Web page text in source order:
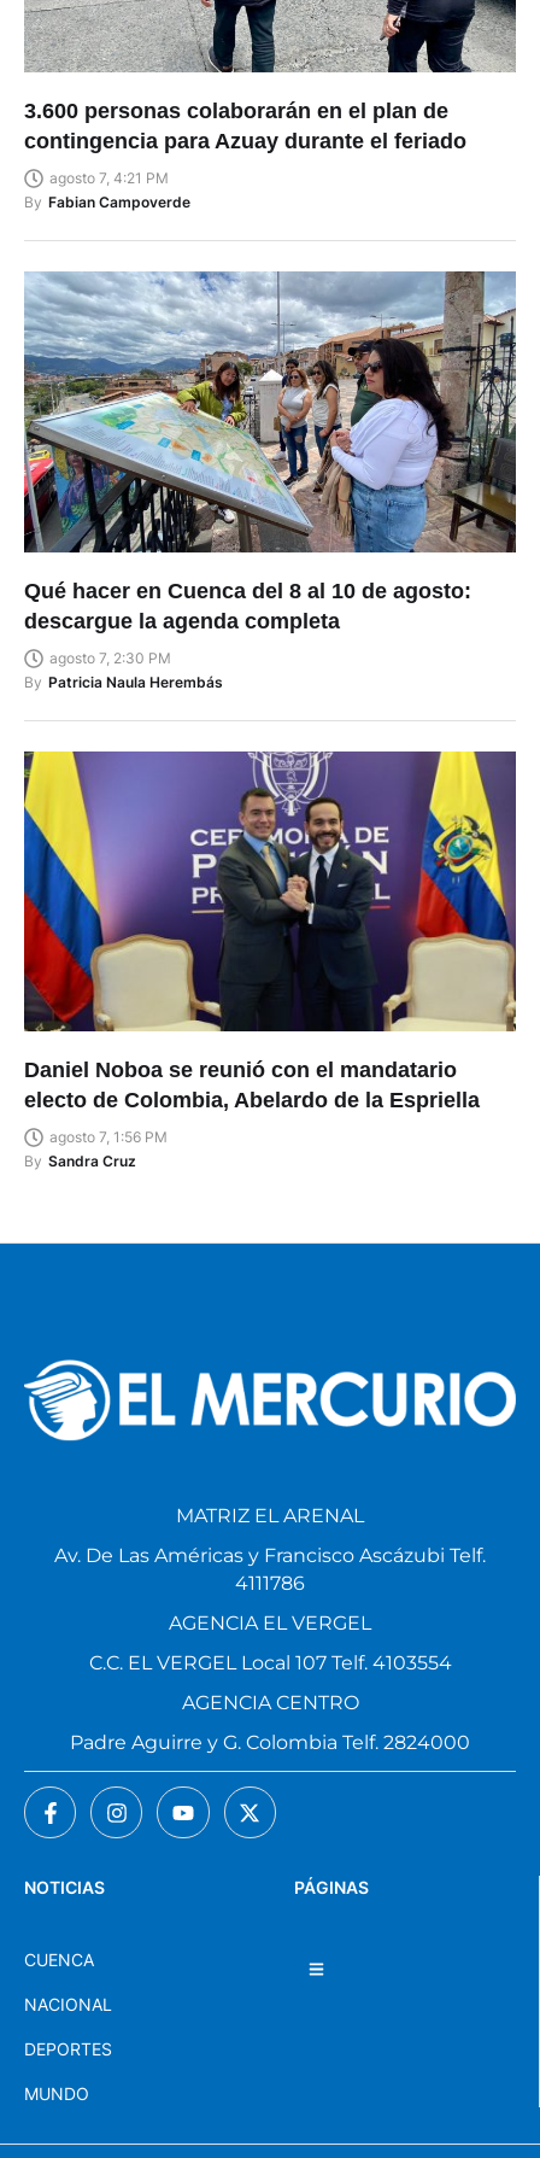
3.600 personas colaborarán en el plan de
contingencia para Azuay durante el feriado
agosto 7, 4:21 PM
By Fabian Campoverde
Qué hacer en Cuenca del 8 al 10 de agosto:
descargue la agenda completa
agosto 7, 2:30 PM
By Patricia Naula Herembás
Daniel Noboa se reunió con el mandatario
electo de Colombia, Abelardo de la Espriella
agosto 7, 1:56 PM
By Sandra Cruz
PÁGINAS
NOTICIAS
CUENCA
NACIONAL
DEPORTES
MUNDO
MATRIZ EL ARENAL
Av. De Las Américas y Francisco Ascázubi Telf.
4111786
AGENCIA EL VERGEL
C.C. EL VERGEL Local 107 Telf. 4103554
AGENCIA CENTRO
Padre Aguirre y G. Colombia Telf. 2824000